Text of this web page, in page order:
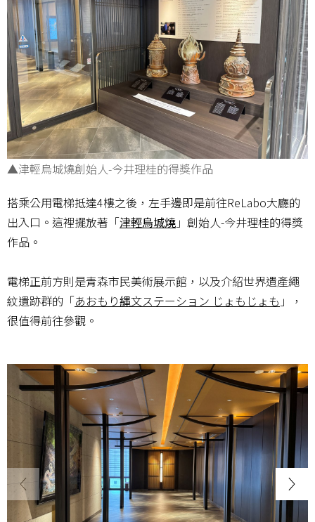
▲津輕烏城燒創始人-今井理桂的得獎作品
搭乘公用電梯抵達4樓之後，左手邊即是前往ReLabo大廳的
出入口。這裡擺放著「津輕烏城燒 」創始人-今井理桂的得獎
作品。
電梯正前方則是青森市民美術展示館，以及介紹世界遺產繩
紋遺跡群的「あおもり縄文ステーション じょもじょも 」，
很值得前往參觀。